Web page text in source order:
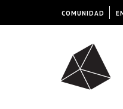
COMUNIDAD